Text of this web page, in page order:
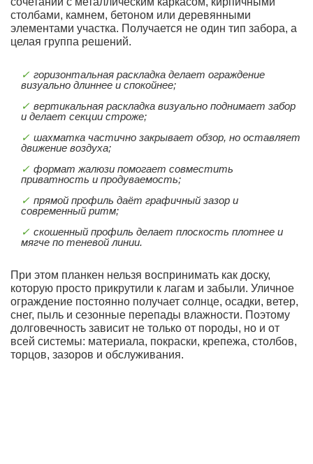
столбами, камнем, бетоном или деревянными
элементами участка. Получается не один тип забора, а
целая группа решений.
горизонтальная раскладка делает ограждение
визуально длиннее и спокойнее;
вертикальная раскладка визуально поднимает забор
и делает секции строже;
шахматка частично закрывает обзор, но оставляет
движение воздуха;
формат жалюзи помогает совместить
приватность и продуваемость;
прямой профиль даёт графичный зазор и
современный ритм;
скошенный профиль делает плоскость плотнее и
мягче по теневой линии.
При этом планкен нельзя воспринимать как доску,
которую просто прикрутили к лагам и забыли. Уличное
ограждение постоянно получает солнце, осадки, ветер,
снег, пыль и сезонные перепады влажности. Поэтому
долговечность зависит не только от породы, но и от
всей системы: материала, покраски, крепежа, столбов,
торцов, зазоров и обслуживания.